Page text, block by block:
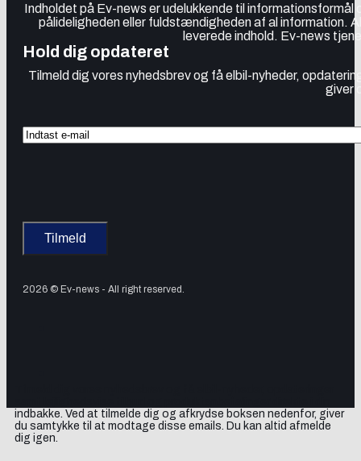
Indholdet på Ev-news er udelukkende til
pålideligheden eller fuldstændigheden af al information.
leverede indhold. Ev-news
Hold dig opdateret
Tilmeld dig vores nyhedsbrev og få elbil-nyheder,
giver
2026 © Ev-news - All right reserved.
indbakke. Ved at tilmelde dig og afkrydse boksen nedenfor, giver
du samtykke til at modtage disse emails. Du kan altid afmelde
dig igen.